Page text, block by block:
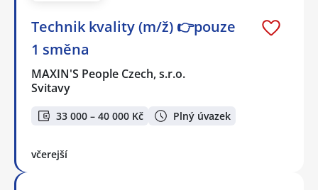
Technik kvality (m/ž) 👉pouze
1 směna
MAXIN'S People Czech, s.r.o.
Svitavy
33 000 – 40 000 Kč Plný úvazek
včerejší